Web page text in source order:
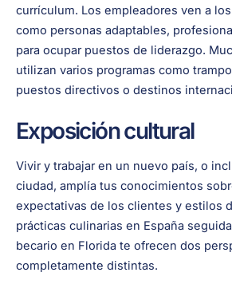
currículum. Los empleadores ven a
como personas adaptables,
para ocupar puestos de liderazgo.
utilizan varios programas como
puestos directivos o destinos
Exposición cultural
Vivir y trabajar en un nuevo país, o
ciudad, amplía tus conocimientos
expectativas de los clientes y estilos
prácticas culinarias en España
becario en Florida te ofrecen dos
completamente distintas.